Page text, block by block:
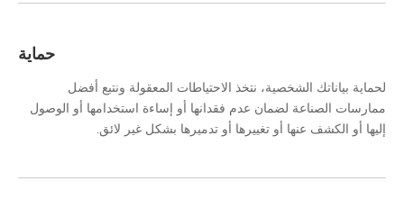
حماية
لحماية بياناتك الشخصية، نتخذ الاحتياطات المعقولة ونتبع أفضل
ممارسات الصناعة لضمان عدم فقدانها أو إساءة استخدامها أو الوصول
إليها أو الكشف عنها أو تغييرها أو تدميرها بشكل غير لائق.